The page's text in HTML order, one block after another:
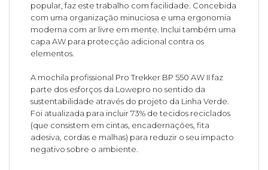
popular, faz este trabalho com facilidade. Concebida
com uma organização minuciosa e uma ergonomia
moderna com ar livre em mente. Inclui também uma
capa AW para protecção adicional contra os
elementos.
A mochila profissional Pro Trekker BP 550 AW II faz
parte dos esforços da Lowepro no sentido da
sustentabilidade através do projeto da Linha Verde.
Foi atualizada para incluir 73% de tecidos reciclados
(que consistem em cintas, encadernações, fita
adesiva, cordas e malhas) para reduzir o seu impacto
negativo sobre o ambiente.